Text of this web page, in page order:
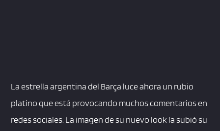
La estrella argentina del Barça luce ahora un rubio
platino que está provocando muchos comentarios en
redes sociales. La imagen de su nuevo look la subió su